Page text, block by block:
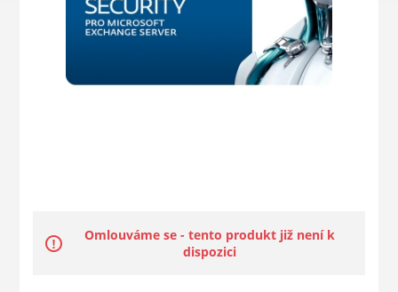
Omlouváme se - tento produkt již není k
dispozici